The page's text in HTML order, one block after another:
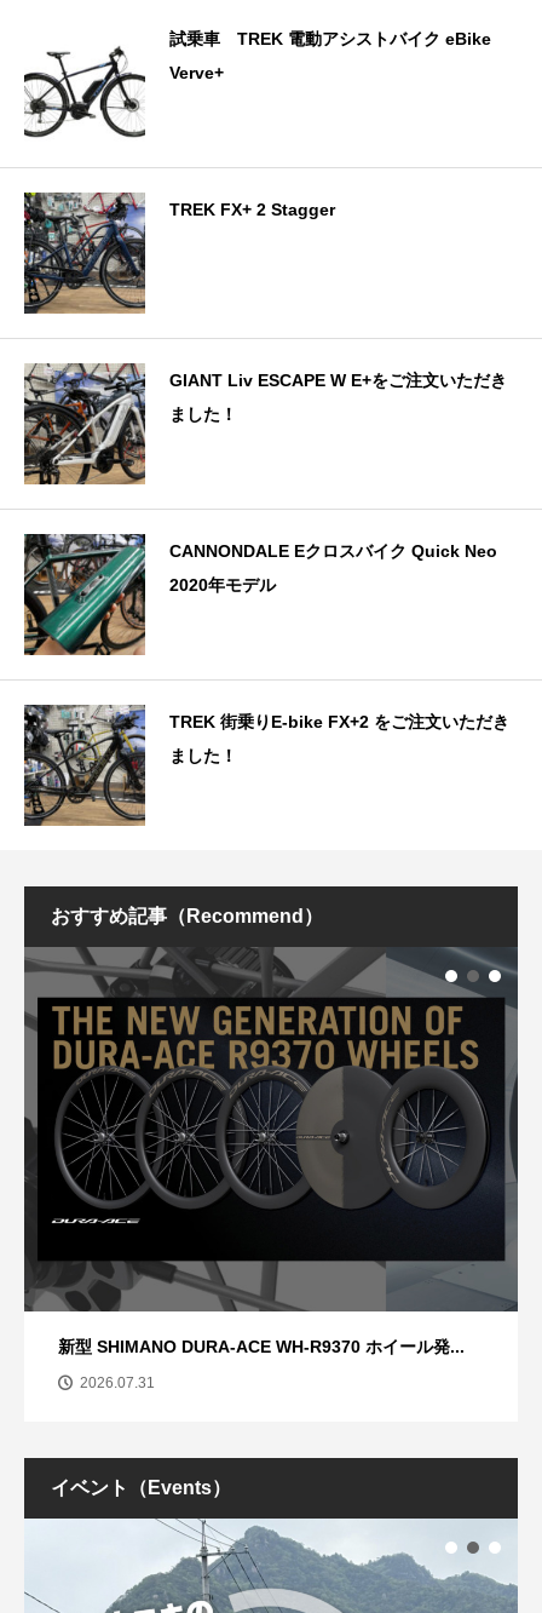
試乗車 TREK 電動アシストバイク eBike
Verve+
TREK FX+ 2 Stagger
GIANT Liv ESCAPE W E+をご注文いただき
ました！
CANNONDALE Eクロスバイク Quick Neo
2020年モデル
TREK 街乗りE-bike FX+2 をご注文いただき
ました！
おすすめ記事（Recommend）
新型 SHIMANO DURA-ACE WH-R9370 ホイール発...
2026.07.31
イベント（Events）